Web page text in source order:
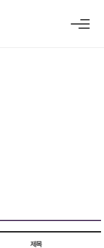
제목